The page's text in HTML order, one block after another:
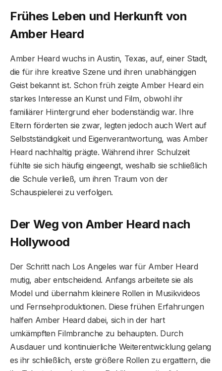
Frühes Leben und Herkunft von
Amber Heard
Amber Heard wuchs in Austin, Texas, auf, einer Stadt,
die für ihre kreative Szene und ihren unabhängigen
Geist bekannt ist. Schon früh zeigte Amber Heard ein
starkes Interesse an Kunst und Film, obwohl ihr
familiärer Hintergrund eher bodenständig war. Ihre
Eltern förderten sie zwar, legten jedoch auch Wert auf
Selbstständigkeit und Eigenverantwortung, was Amber
Heard nachhaltig prägte. Während ihrer Schulzeit
fühlte sie sich häufig eingeengt, weshalb sie schließlich
die Schule verließ, um ihren Traum von der
Schauspielerei zu verfolgen.
Der Weg von Amber Heard nach
Hollywood
Der Schritt nach Los Angeles war für Amber Heard
mutig, aber entscheidend. Anfangs arbeitete sie als
Model und übernahm kleinere Rollen in Musikvideos
und Fernsehproduktionen. Diese frühen Erfahrungen
halfen Amber Heard dabei, sich in der hart
umkämpften Filmbranche zu behaupten. Durch
Ausdauer und kontinuierliche Weiterentwicklung gelang
es ihr schließlich, erste größere Rollen zu ergattern, die